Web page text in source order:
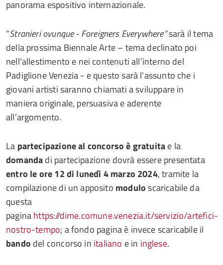
panorama espositivo internazionale.
“Stranieri ovunque - Foreigners Everywhere”sarà il tema
della prossima Biennale Arte – tema declinato poi
nell’allestimento e nei contenuti all’interno del
Padiglione Venezia - e questo sarà l’assunto che i
giovani artisti saranno chiamati a sviluppare in
maniera originale, persuasiva e aderente
all’argomento.
La partecipazione al concorso è gratuitae la
domandadi partecipazione dovrà essere presentata
entro le ore 12 di lunedì 4 marzo 2024, tramite la
compilazione di un apposito moduloscaricabile da
questa
paginahttps://dime.comune.venezia.it/servizio/artefici-
nostro-tempo; a fondo pagina è invece scaricabile il
bando del concorso in italiano e in inglese.